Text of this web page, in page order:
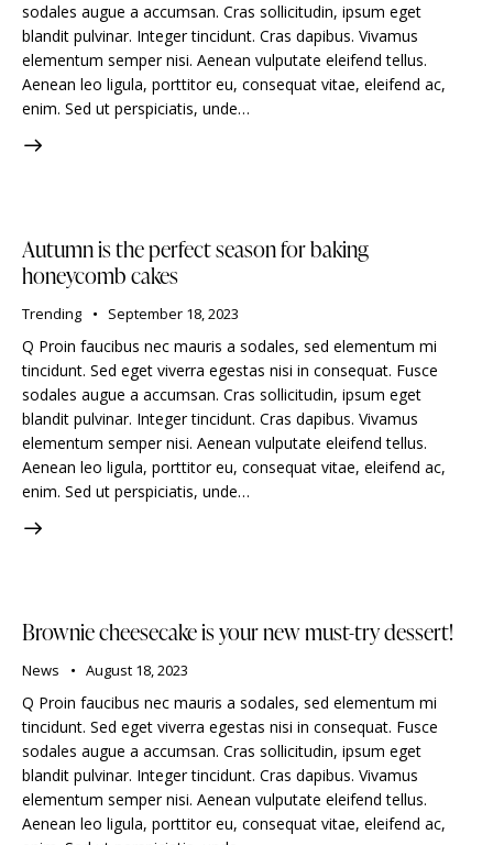
sodales augue a accumsan. Cras sollicitudin, ipsum eget
blandit pulvinar. Integer tincidunt. Cras dapibus. Vivamus
elementum semper nisi. Aenean vulputate eleifend tellus.
Aenean leo ligula, porttitor eu, consequat vitae, eleifend ac,
enim. Sed ut perspiciatis, unde…
Autumn is the perfect season for baking
honeycomb cakes
Trending September 18, 2023
Q Proin faucibus nec mauris a sodales, sed elementum mi
tincidunt. Sed eget viverra egestas nisi in consequat. Fusce
sodales augue a accumsan. Cras sollicitudin, ipsum eget
blandit pulvinar. Integer tincidunt. Cras dapibus. Vivamus
elementum semper nisi. Aenean vulputate eleifend tellus.
Aenean leo ligula, porttitor eu, consequat vitae, eleifend ac,
enim. Sed ut perspiciatis, unde…
Brownie cheesecake is your new must-try dessert!
News August 18, 2023
Q Proin faucibus nec mauris a sodales, sed elementum mi
tincidunt. Sed eget viverra egestas nisi in consequat. Fusce
sodales augue a accumsan. Cras sollicitudin, ipsum eget
blandit pulvinar. Integer tincidunt. Cras dapibus. Vivamus
elementum semper nisi. Aenean vulputate eleifend tellus.
Aenean leo ligula, porttitor eu, consequat vitae, eleifend ac,